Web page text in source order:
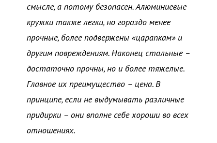
смысле, а потому безопасен. Алюминиевые
кружки также легки, но гораздо менее
прочные, более подвержены «царапкам» и
другим повреждениям. Наконец стальные –
достаточно прочны, но и более тяжелые.
Главное их преимущество – цена. В
принципе, если не выдумывать различные
придирки – они вполне себе хороши во всех
отношениях.